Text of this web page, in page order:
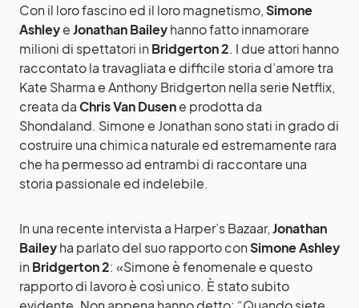
Con il loro fascino ed il loro magnetismo,Simone
AshleyeJonathan Baileyhanno fatto innamorare
milioni di spettatori in Bridgerton 2. I due attori hanno
raccontato la travagliata e difficile storia d’amore tra
Kate Sharma e Anthony Bridgerton nella serie Netflix,
creata daChris Van Dusene prodotta da
Shondaland. Simone e Jonathan sono stati in grado di
costruire una chimica naturale ed estremamente rara
che ha permesso ad entrambi di raccontare una
storia passionale ed indelebile.
In una recente intervista a Harper’s Bazaar,Jonathan
Baileyha parlato del suo rapporto conSimone Ashley
in Bridgerton 2: «Simone è fenomenale e questo
rapporto di lavoro è così unico. È stato subito